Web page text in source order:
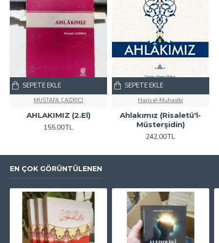
MUSTAFA ÇAĞRICI
AHLAKIMIZ (2.El)
155,00TL
SEPETE EKLE
Haris el-Muhasibi
Ahlakımız (Risaletü'l-
Müsterşidin)
242,00TL
SEPETE EKLE
EN ÇOK GÖRÜNTÜLENEN